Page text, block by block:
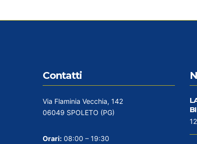
Contatti
Via Flaminia Vecchia, 142
06049 SPOLETO (PG)
Orari: 08:00 – 19:30